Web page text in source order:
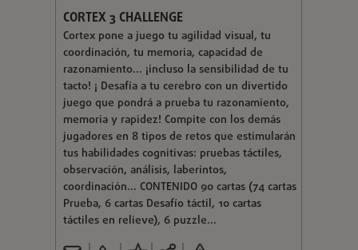
CORTEX 3 CHALLENGE
Cortex pone a juego tu agilidad visual, tu
coordinación, tu memoria, capacidad de
razonamiento... ¡incluso la sensibilidad de tu
tacto! ¡ Desafía a tu cerebro con un divertido
juego que pondrá a prueba tu razonamiento,
memoria y rapidez! Compite con los demás
jugadores en 8 tipos de retos que estimularán
tus habilidades cognitivas: pruebas táctiles,
observación, análisis, laberintos,
coordinación... CONTENIDO 90 cartas (74 cartas
Prueba, 6 cartas Desafío táctil, 10 cartas
táctiles en relieve), 6 puzzle...